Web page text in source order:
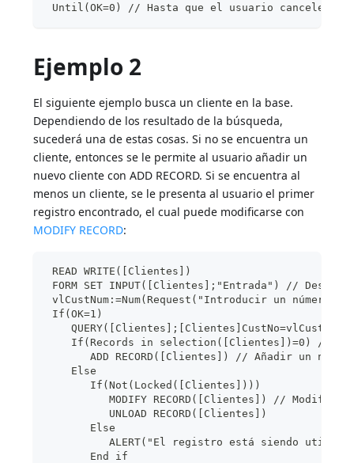
Until(OK=0) // Hasta que el usuario cancele
Ejemplo 2
El siguiente ejemplo busca un cliente en la base.
Dependiendo de los resultado de la búsqueda,
sucederá una de estas cosas. Si no se encuentra un
cliente, entonces se le permite al usuario añadir un
nuevo cliente con ADD RECORD. Si se encuentra al
menos un cliente, se le presenta al usuario el primer
registro encontrado, el cual puede modificarse con
MODIFY RECORD:
READ WRITE([Clientes])
FORM SET INPUT([Clientes];"Entrada") //
vlCustNum:=Num(Request("Introducir un
If(OK=1)
If(Records in selection([Clientes])=0) // si
ADD RECORD([Clientes]) // Añadir un
Else
If(Not(Locked([Clientes])))
MODIFY RECORD([Clientes]) //
UNLOAD RECORD([Clientes])
Else
ALERT("El registro está siendo utilizado
End if